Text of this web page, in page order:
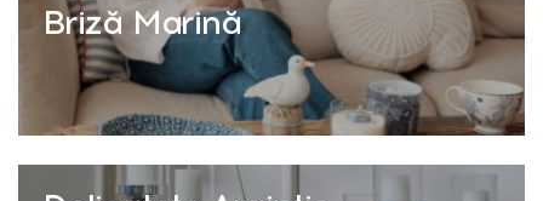
Briză Marină